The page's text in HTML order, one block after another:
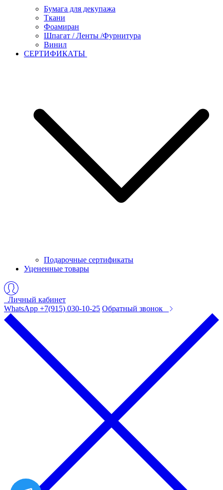
Бумага для декупажа
Ткани
Фоамиран
Шпагат / Ленты /Фурнитура
Винил
СЕРТИФИКАТЫ
Подарочные сертификаты
Уцененные товары
Личный кабинет
WhatsApp +7(915) 030-10-25 Обратный звонок